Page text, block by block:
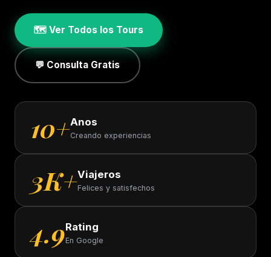
🗺️ Ver Todos los Tours
💬 Consulta Gratis
10+Anos
Creando experiencias
3K+Viajeros
Felices y satisfechos
4.9Rating
En Google